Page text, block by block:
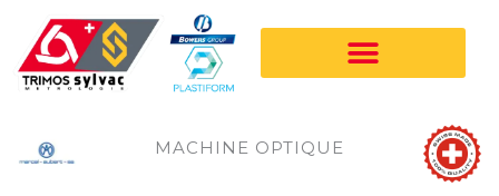
contenu
MACHINE OPTIQUE